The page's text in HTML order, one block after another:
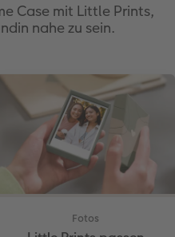
Case mit Little Prints,
nahe zu sein.
Fotos